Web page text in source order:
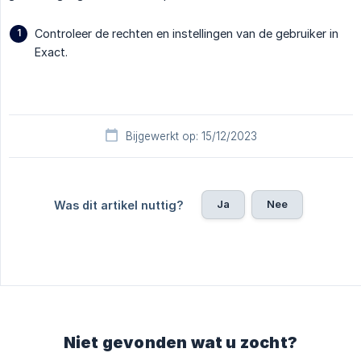
Controleer de rechten en instellingen van de gebruiker in
Exact.
Bijgewerkt op: 15/12/2023
Was dit artikel nuttig? Ja Nee
Niet gevonden wat u zocht?